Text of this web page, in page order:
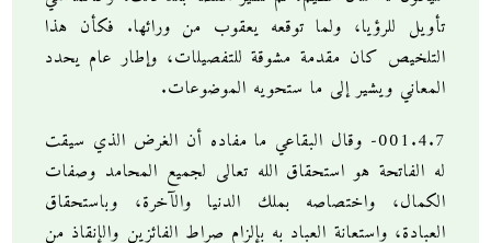
تأويل للرؤيا، ولما توقعه يعقوب من ورائها. فكأن هذا
التلخيص كان مقدمة مشوقة للتفصيلات، وإطار عام يحدد
المعاني ويشير إلى ما ستحويه الموضوعات.
001.4.7- وقال البقاعي ما مفاده أن الغرض الذي سيقت
له الفاتحة هو استحقاق الله تعالى لجميع المحامد وصفات
الكمال، واختصاصه بملك الدنيا والآخرة، وباستحقاق
العبادة، واستعانة العباد به بإلزام صراط الفائزين والإنقاذ من